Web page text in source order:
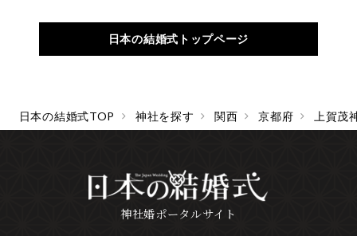
日本の結婚式TOP 神社を探す 関西 京都府 上賀茂
日本の結婚式トップページ
神社婚ポータルサイト